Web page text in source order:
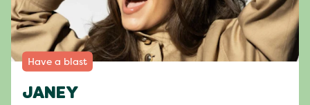
Have a blast
JANEY